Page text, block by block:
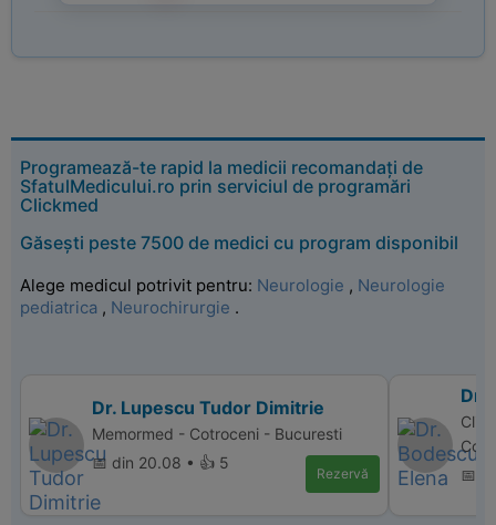
Programează-te rapid la medicii recomandați de
SfatulMedicului.ro prin serviciul de programări
Clickmed
Găsești peste 7500 de medici cu program disponibil
Alege medicul potrivit pentru: Neurologie , Neurologie
pediatrica , Neurochirurgie .
Dr. Lupescu Tudor Dimitrie
Memormed - Cotroceni - Bucuresti
📅 din 20.08 • 👍 5
Rezervă
Dr.
📅